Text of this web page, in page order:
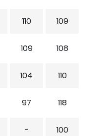
110 109
109 108
104 110
97 118
- 100